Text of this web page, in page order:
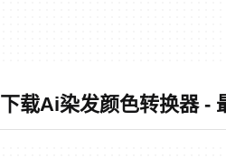
下载Ai染发颜色转换器 -